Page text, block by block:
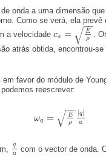
onda a uma dimensão
Como se verá, ela prevê
a velocidade cs =
E
ρ
−−
√
cs =E ρ
.
atrás obtida, encontrou-se
em favor do módulo de
reescrever:
ωq =
E
ρ
−−
√ q|
a
ωq =E ρ| q| a
q
a
qa com o vector de onda.